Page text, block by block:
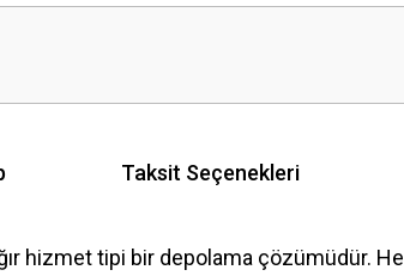
Taksit Seçenekleri
hizmet tipi bir depolama çözümüdür.